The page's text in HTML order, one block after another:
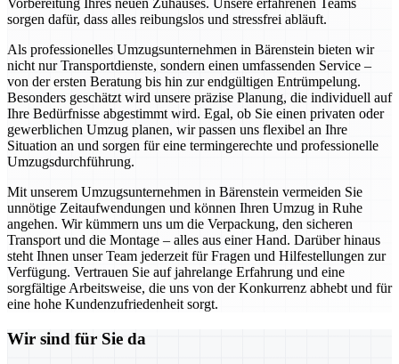
Vorbereitung Ihres neuen Zuhauses. Unsere erfahrenen Teams
sorgen dafür, dass alles reibungslos und stressfrei abläuft.
Als professionelles Umzugsunternehmen in Bärenstein bieten wir
nicht nur Transportdienste, sondern einen umfassenden Service –
von der ersten Beratung bis hin zur endgültigen Entrümpelung.
Besonders geschätzt wird unsere präzise Planung, die individuell auf
Ihre Bedürfnisse abgestimmt wird. Egal, ob Sie einen privaten oder
gewerblichen Umzug planen, wir passen uns flexibel an Ihre
Situation an und sorgen für eine termingerechte und professionelle
Umzugsdurchführung.
Mit unserem Umzugsunternehmen in Bärenstein vermeiden Sie
unnötige Zeitaufwendungen und können Ihren Umzug in Ruhe
angehen. Wir kümmern uns um die Verpackung, den sicheren
Transport und die Montage – alles aus einer Hand. Darüber hinaus
steht Ihnen unser Team jederzeit für Fragen und Hilfestellungen zur
Verfügung. Vertrauen Sie auf jahrelange Erfahrung und eine
sorgfältige Arbeitsweise, die uns von der Konkurrenz abhebt und für
eine hohe Kundenzufriedenheit sorgt.
Wir sind für Sie da